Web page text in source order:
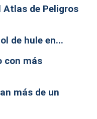
Atlas de Peligros
de hule en...
con más
más de un